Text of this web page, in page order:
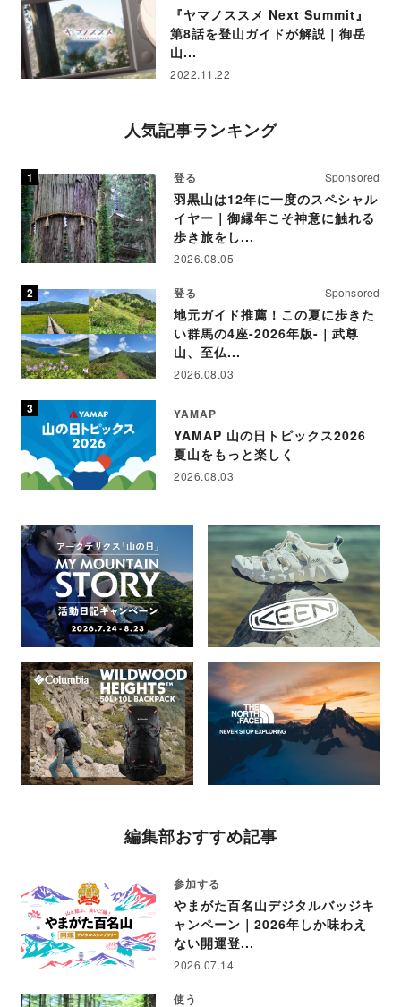
『ヤマノススメ Next Summit』
第8話を登山ガイドが解説｜御岳
山...
2022.11.22
人気記事ランキング
登る Sponsored
羽黒山は12年に一度のスペシャル
イヤー｜御縁年こそ神意に触れる
歩き旅をし...
2026.08.05
登る Sponsored
地元ガイド推薦！この夏に歩きた
い群馬の4座-2026年版-｜武尊
山、至仏...
2026.08.03
YAMAP
YAMAP 山の日トピックス2026
夏山をもっと楽しく
2026.08.03
編集部おすすめ記事
参加する
やまがた百名山デジタルバッジキ
ャンペーン｜2026年しか味わえ
ない開運登...
2026.07.14
使う